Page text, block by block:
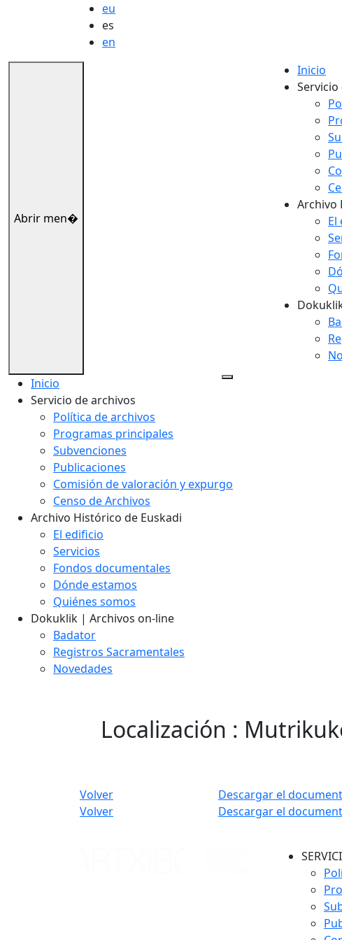
eu
es
en
Abrir men�
Inicio
Archivo
El
Inicio
Servicio de archivos
Política de archivos
Programas principales
Subvenciones
Publicaciones
Comisión de valoración y expurgo
Censo de Archivos
Archivo Histórico de Euskadi
El edificio
Servicios
Fondos documentales
Dónde estamos
Quiénes somos
Dokuklik | Archivos on-line
Badator
Registros Sacramentales
Novedades
Localización :
Volver
Descargar el
Volver
Descargar el